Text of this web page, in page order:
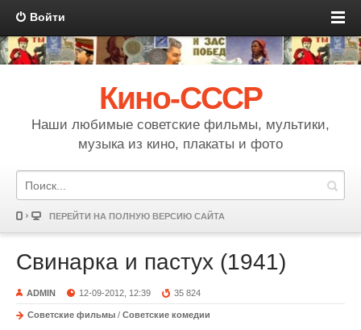
Войти
Кино-СССР
Наши любимые советские фильмы, мультики,
музыка из кино, плакаты и фото
ПЕРЕЙТИ НА ПОЛНУЮ ВЕРСИЮ САЙТА
Свинарка и пастух (1941)
ADMIN 12-09-2012, 12:39 35 824
Советские фильмы / Советские комедии